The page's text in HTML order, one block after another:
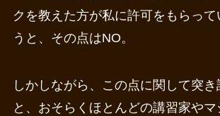
クを教えた方が私に許可をもらっ
うと、その点はNO。
しかしながら、この点に関して突き
と、おそらくほとんどの講習家や